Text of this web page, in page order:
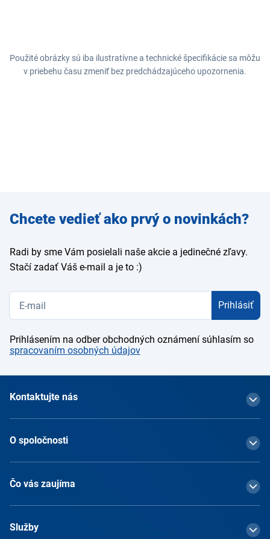
Použité obrázky sú iba ilustratívne a technické špecifikácie sa môžu
v priebehu času zmeniť bez predchádzajúceho upozornenia.
Zadajte
e-mail
Chcete vedieť ako prvý o novinkách?
Radi by sme Vám posielali naše akcie a jedinečné zľavy.
Stačí zadať Váš e-mail a je to :)
Prihlásiť
Prihlásením na odber obchodných oznámení súhlasím so
spracovaním osobných údajov
Kontaktujte nás
O spoločnosti
Čo vás zaujíma
Služby